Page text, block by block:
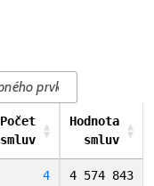
Počet
smluv
Hodnota
smluv
4
4 574 843